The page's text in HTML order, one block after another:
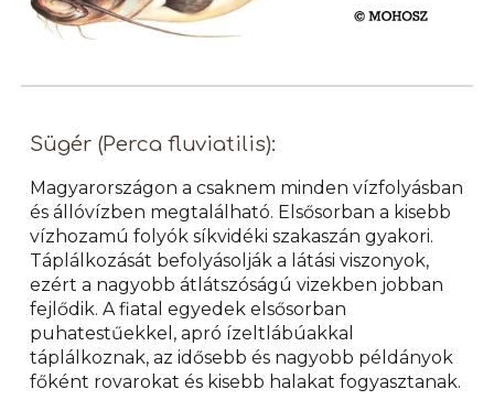
Sügér (Perca fluviatilis):
Magyarországon a csaknem minden vízfolyásban
és állóvízben megtalálható. Elsősorban a kisebb
vízhozamú folyók síkvidéki szakaszán gyakori.
Táplálkozását befolyásolják a látási viszonyok,
ezért a nagyobb átlátszóságú vizekben jobban
fejlődik. A fiatal egyedek elsősorban
puhatestűekkel, apró ízeltlábúakkal
táplálkoznak, az idősebb és nagyobb példányok
főként rovarokat és kisebb halakat fogyasztanak.